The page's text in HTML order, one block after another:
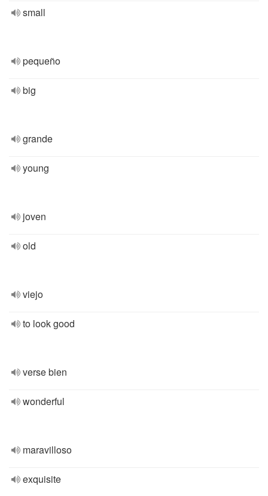
small
pequeño
big
grande
young
joven
old
viejo
to look good
verse bien
wonderful
maravilloso
exquisite